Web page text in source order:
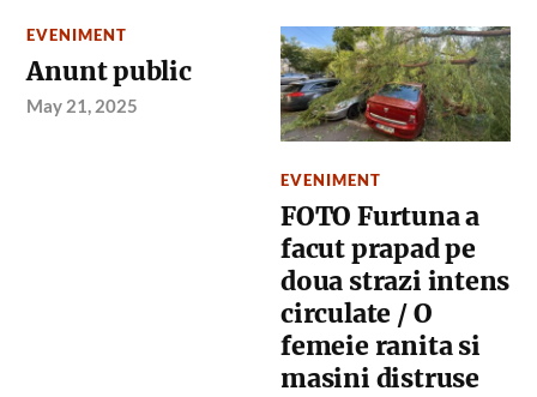
EVENIMENT
Anunt public
May 21, 2025
EVENIMENT
FOTO Furtuna a
facut prapad pe
doua strazi intens
circulate / O
femeie ranita si
masini distruse